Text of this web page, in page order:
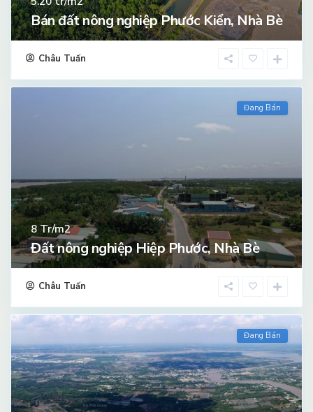
Bán đất nông nghiệp Phước Kiển, Nhà Bè
Châu Tuấn
Đang Bán
8Tr/m2
Đất nông nghiệp Hiệp Phước, Nhà Bè
Châu Tuấn
Đang Bán